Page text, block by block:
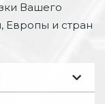
Вашего
Европы и стран